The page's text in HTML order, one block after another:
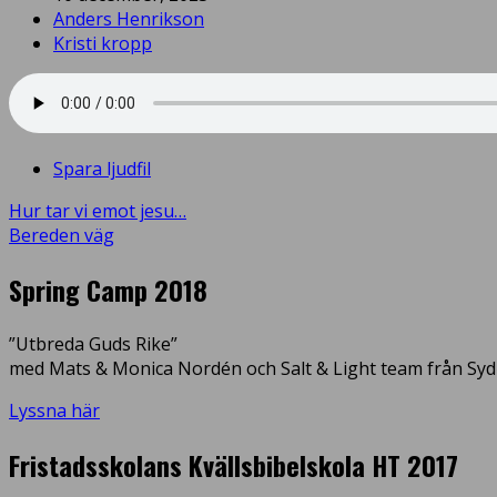
Anders Henrikson
Kristi kropp
Spara ljudfil
Hur tar vi emot jesu…
Bereden väg
Spring Camp 2018
”Utbreda Guds Rike”
med Mats & Monica Nordén och Salt & Light team från
Lyssna här
Fristadsskolans Kvällsbibelskola HT 2017